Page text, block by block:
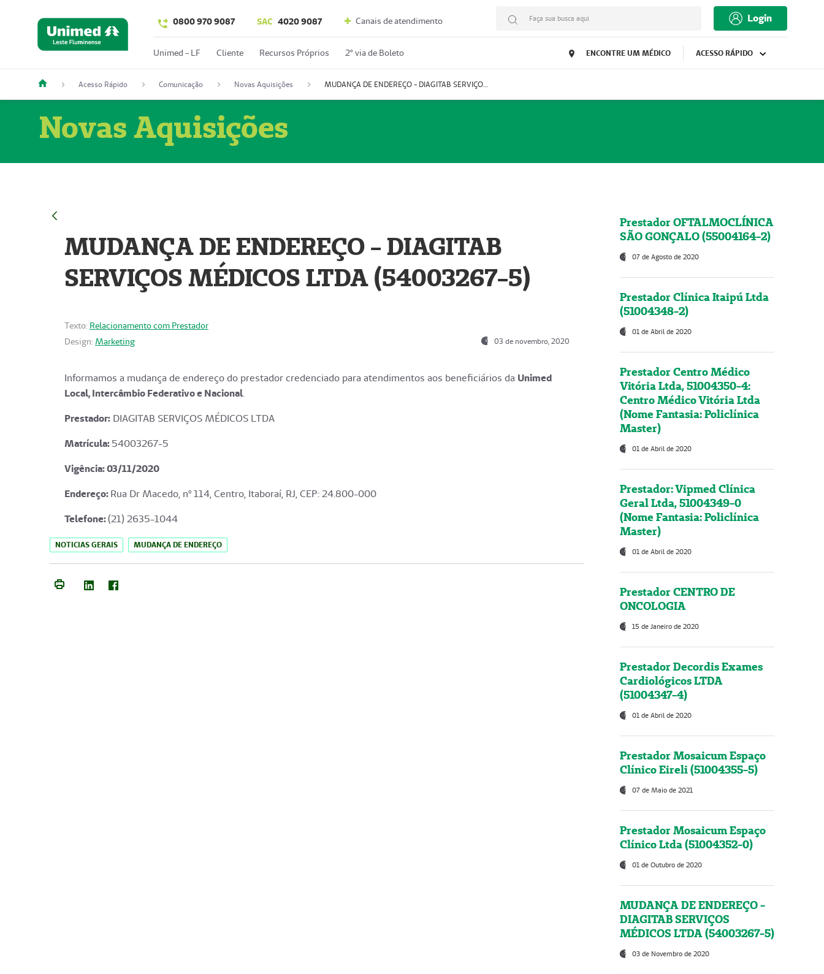
0800 970 9087 SAC 4020 9087 Canais de atendimento Faça sua busca aqui Login
Unimed - LF Cliente Recursos Próprios 2º via de Boleto ENCONTRE UM MÉDICO ACESSO RÁPIDO
Acesso Rápido Comunicação Novas Aquisições MUDANÇA DE ENDEREÇO - DIAGITAB SERVIÇOS MÉDICOS LTDA (54003267-5)
Novas Aquisições
MUDANÇA DE ENDEREÇO - DIAGITAB
SERVIÇOS MÉDICOS LTDA (54003267-5)
Texto: Relacionamento com Prestador
Design: Marketing 03 de novembro, 2020
Informamos a mudança de endereço do prestador credenciado para atendimentos aos beneficiários da Unimed
Local, Intercâmbio Federativo e Nacional.
Prestador: DIAGITAB SERVIÇOS MÉDICOS LTDA
Matrícula:54003267-5
Vigência: 03/11/2020
Endereço:Rua Dr Macedo, nº 114, Centro, Itaboraí, RJ, CEP: 24.800-000
Telefone:(21) 2635-1044
NOTICIAS GERAIS MUDANÇA DE ENDEREÇO
Prestador OFTALMOCLÍNICA
SÃO GONÇALO (55004164-2)
07 de Agosto de 2020
Prestador Clínica Itaipú Ltda
(51004348-2)
01 de Abril de 2020
Prestador Centro Médico
Vitória Ltda, 51004350-4:
Centro Médico Vitória Ltda
(Nome Fantasia: Policlínica
Master)
01 de Abril de 2020
Prestador: Vipmed Clínica
Geral Ltda, 51004349-0
(Nome Fantasia: Policlínica
Master)
01 de Abril de 2020
Prestador CENTRO DE
ONCOLOGIA
15 de Janeiro de 2020
Prestador Decordis Exames
Cardiológicos LTDA
(51004347-4)
01 de Abril de 2020
Prestador Mosaicum Espaço
Clínico Eireli (51004355-5)
07 de Maio de 2021
Prestador Mosaicum Espaço
Clínico Ltda (51004352-0)
01 de Outubro de 2020
MUDANÇA DE ENDEREÇO -
DIAGITAB SERVIÇOS
MÉDICOS LTDA (54003267-5)
03 de Novembro de 2020